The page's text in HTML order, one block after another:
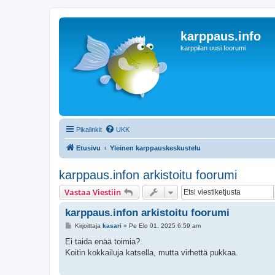
karppaus.info
karppilan uusi foorumi
Pikalinkit UKK
Etusivu Yleinen karppauskeskustelu
karppaus.infon arkistoitu foorumi
Vastaa Viestiin
karppaus.infon arkistoitu foorumi
V
e
t
Kirjoittaja kasari » Pe Elo 01, 2025 6:59 am
Ei taida enää toimia?
Koitin kokkailuja katsella, mutta virhettä pukkaa.